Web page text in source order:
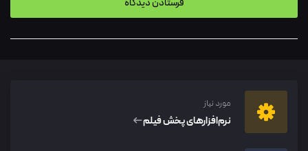
مورد نیاز
نرم‌افزار‌های پخش فیلم